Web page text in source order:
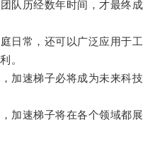
历经数年时间，才最终成
常，还可以广泛应用于工
。
速梯子必将成为未来科技
速梯子将在各个领域都展